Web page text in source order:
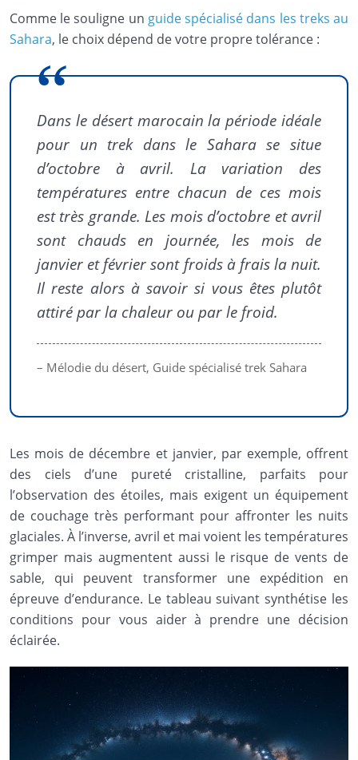
Comme le souligne un guide spécialisé dans les treks au
Sahara, le choix dépend de votre propre tolérance :
Dans le désert marocain la période idéale
pour un trek dans le Sahara se situe
d’octobre à avril. La variation des
températures entre chacun de ces mois
est très grande. Les mois d’octobre et avril
sont chauds en journée, les mois de
janvier et février sont froids à frais la nuit.
Il reste alors à savoir si vous êtes plutôt
attiré par la chaleur ou par le froid.
– Mélodie du désert, Guide spécialisé trek Sahara
Les mois de décembre et janvier, par exemple, offrent
des ciels d’une pureté cristalline, parfaits pour
l’observation des étoiles, mais exigent un équipement
de couchage très performant pour affronter les nuits
glaciales. À l’inverse, avril et mai voient les températures
grimper mais augmentent aussi le risque de vents de
sable, qui peuvent transformer une expédition en
épreuve d’endurance. Le tableau suivant synthétise les
conditions pour vous aider à prendre une décision
éclairée.